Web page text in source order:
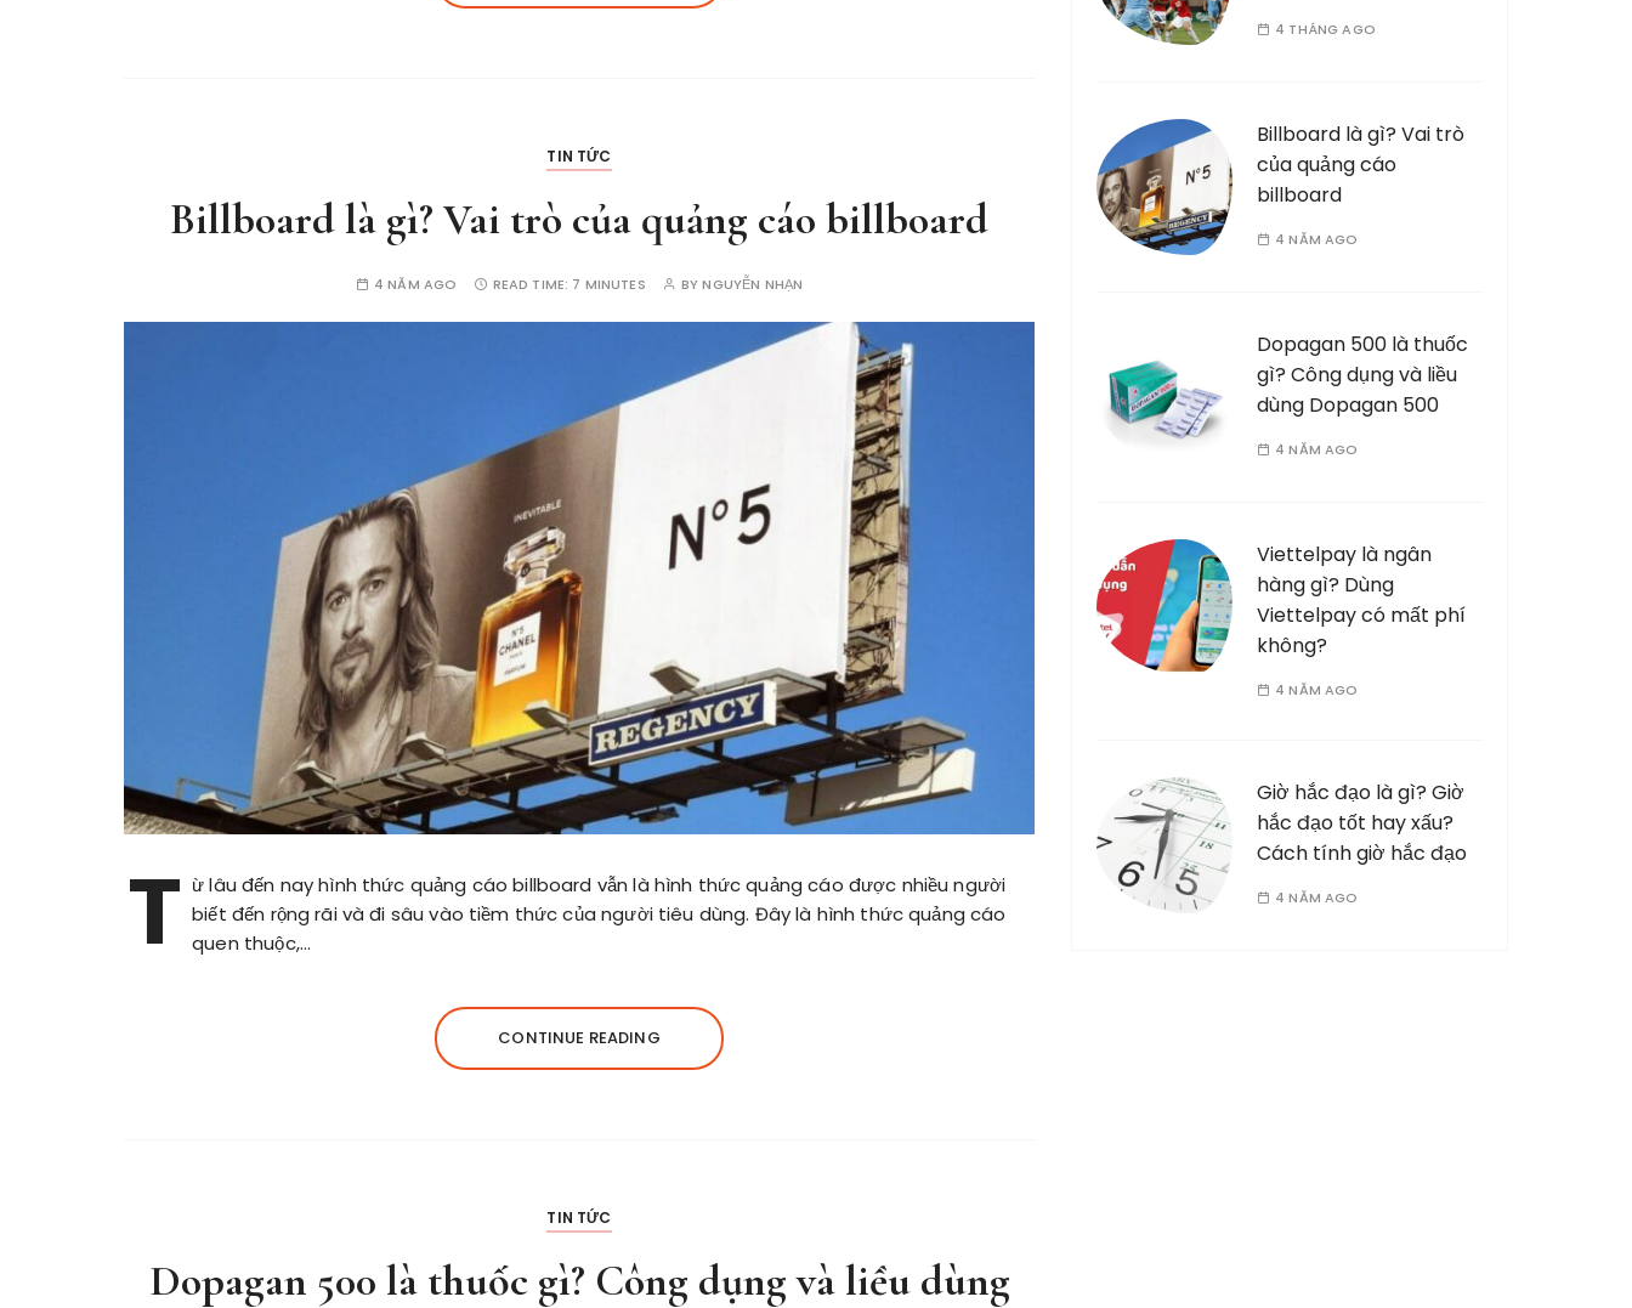
TIN TỨC
Billboard là gì? Vai trò của quảng cáo billboard
4 NĂM AGO READ TIME: 7 MINUTES BYNGUYỄN NHẠN
T ừ lâu đến nay hình thức quảng cáo billboard vẫn là hình thức quảng cáo được nhiều người
biết đến rộng rãi và đi sâu vào tiềm thức của người tiêu dùng. Đây là hình thức quảng cáo
quen thuộc,…
CONTINUE READING
TIN TỨC
Dopagan 500 là thuốc gì? Công dụng và liều dùng
4 THÁNG AGO
Billboard là gì? Vai trò
của quảng cáo
billboard
4 NĂM AGO
Dopagan 500 là thuốc
gì? Công dụng và liều
dùng Dopagan 500
4 NĂM AGO
Viettelpay là ngân
hàng gì? Dùng
Viettelpay có mất phí
không?
4 NĂM AGO
Giờ hắc đạo là gì? Giờ
hắc đạo tốt hay xấu?
Cách tính giờ hắc đạo
4 NĂM AGO